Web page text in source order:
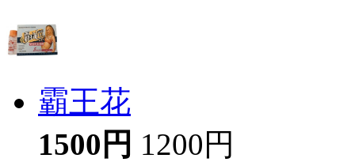
霸王花
1500円 1200円